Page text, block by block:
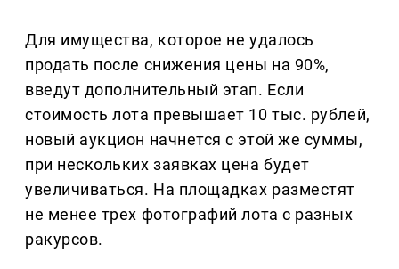
Для имущества, которое не удалось
продать после снижения цены на 90%,
введут дополнительный этап. Если
стоимость лота превышает 10 тыс. рублей,
новый аукцион начнется с этой же суммы,
при нескольких заявках цена будет
увеличиваться. На площадках разместят
не менее трех фотографий лота с разных
ракурсов.